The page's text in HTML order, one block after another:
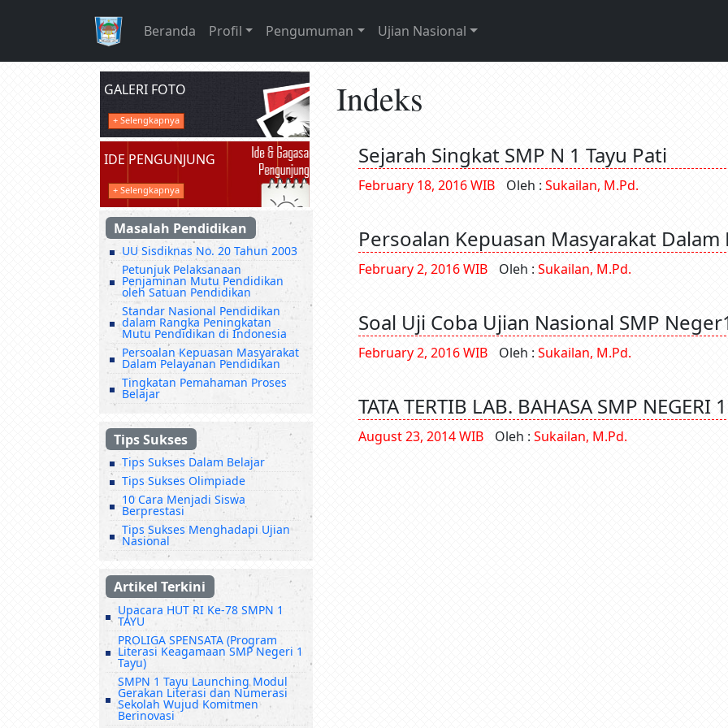
Beranda Profil Pengumuman Ujian Nasional
GALERI FOTO
+ Selengkapnya
IDE PENGUNJUNG
+ Selengkapnya
Masalah Pendidikan
UU Sisdiknas No. 20 Tahun 2003
Petunjuk Pelaksanaan
Penjaminan Mutu Pendidikan
oleh Satuan Pendidikan
Standar Nasional Pendidikan
dalam Rangka Peningkatan
Mutu Pendidikan di Indonesia
Persoalan Kepuasan Masyarakat
Dalam Pelayanan Pendidikan
Tingkatan Pemahaman Proses
Belajar
Tips Sukses
Tips Sukses Dalam Belajar
Tips Sukses Olimpiade
10 Cara Menjadi Siswa
Berprestasi
Tips Sukses Menghadapi Ujian
Nasional
Artikel Terkini
Upacara HUT RI Ke-78 SMPN 1
TAYU
PROLIGA SPENSATA (Program
Literasi Keagamaan SMP Negeri 1
Tayu)
SMPN 1 Tayu Launching Modul
Gerakan Literasi dan Numerasi
Sekolah Wujud Komitmen
Berinovasi
Indeks
Sejarah Singkat SMP N 1 Tayu Pati
February 18, 2016 WIB Oleh :Sukailan, M.Pd.
Persoalan Kepuasan Masyarakat
February 2, 2016 WIB Oleh : Sukailan, M.Pd.
Soal Uji Coba Ujian Nasional SMP
February 2, 2016 WIB Oleh :Sukailan, M.Pd.
TATA TERTIB LAB. BAHASA SMP NEGERI
August 23, 2014 WIB Oleh :Sukailan, M.Pd.